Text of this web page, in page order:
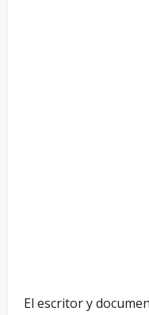
El escritor y